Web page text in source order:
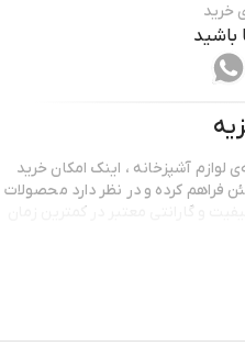
خرید
باشید
در زمینه‌ی لوازم آشپزخانه ، اینک امکان خرید
فراهم کرده و در نظر دارد محصولات
و گارانتی معتبر در کمترین زمان